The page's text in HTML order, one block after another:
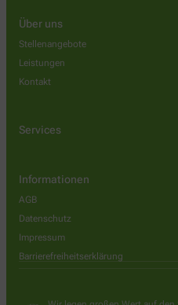
Über uns
Stellenangebote
Leistungen
Kontakt
Services
Informationen
AGB
Datenschutz
Impressum
Barrierefreiheitserklärung